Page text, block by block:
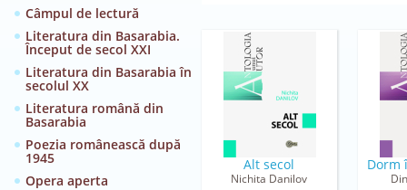
Câmpul de lectură
Literatura din Basarabia.
Început de secol XXI
Literatura din Basarabia în
secolul XX
Literatura română din
Basarabia
Poezia românească după
1945
Opera aperta
Alt secol
Nichita Danilov
Dorm